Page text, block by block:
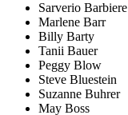
Sarverio Barbiere
Marlene Barr
Billy Barty
Tanii Bauer
Peggy Blow
Steve Bluestein
Suzanne Buhrer
May Boss